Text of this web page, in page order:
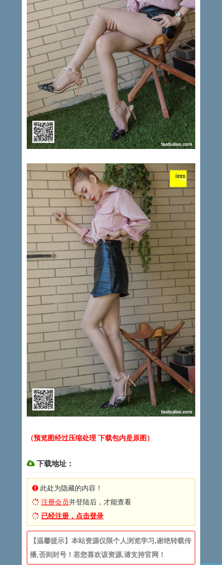
（预览图经过压缩处理 下载包内是原图）
下载地址：
此处为隐藏的内容！
注册会员并登陆后，才能查看
已经注册，点击登录
【温馨提示】本站资源仅限个人浏览学习,谢绝转载传
播,否则封号！若您喜欢该资源,请支持官网！